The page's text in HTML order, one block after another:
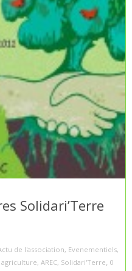
Solidari’Terre
de l'association, Evenementiels,
agriculture, AREC, Solidari'Terre, 0